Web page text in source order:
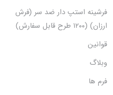
فرشینه استپ دار ضد سر (فرش
ارزان) (۱۲۰۰ طرح قابل سفارش)
قوانین
وبلاگ
فرم ها